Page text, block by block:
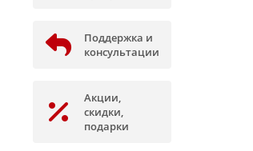
Поддержка и
консультации
Акции,
скидки,
подарки